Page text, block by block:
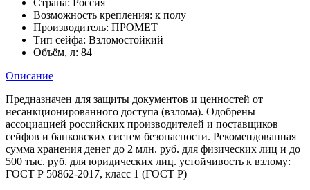
Страна: Россия
Возможность крепления: к полу
Производитель: ПРОМЕТ
Тип сейфа: Взломостойкий
Объём, л: 84
Описание
Предназначен для защиты документов и ценностей от
несанкционированного доступа (взлома). Одобрены
ассоциацией российских производителей и поставщиков
сейфов и банковских систем безопасности. Рекомендованная
сумма хранения денег до 2 млн. руб. для физических лиц и до
500 тыс. руб. для юридических лиц. устойчивость к взлому:
ГОСТ Р 50862-2017, класс 1 (ГОСТ Р)